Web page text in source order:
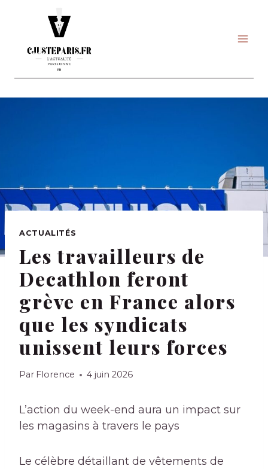
ACTUALITÉS
Les travailleurs de
Decathlon feront
grève en France alors
que les syndicats
unissent leurs forces
Par Florence 4 juin 2026
L’action du week-end aura un impact sur
les magasins à travers le pays
Le célèbre détaillant de vêtements de